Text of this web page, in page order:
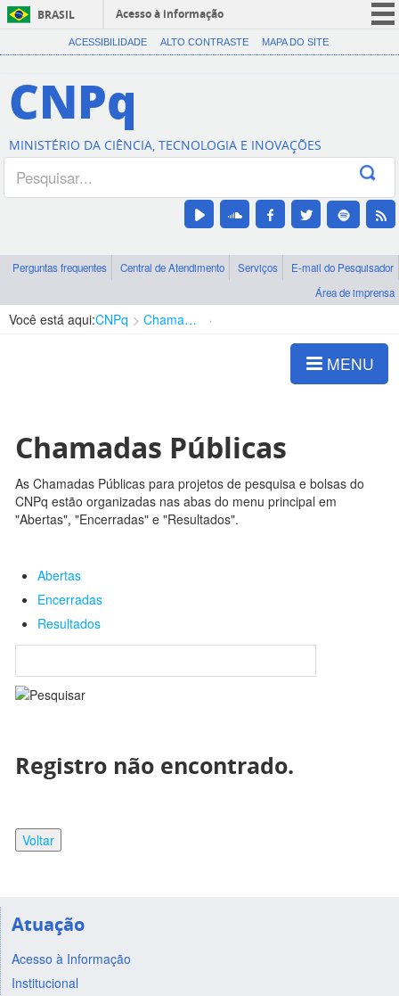
BRASIL
Acesso à informação
CORONAVÍRUS (COVID-19)
Canais
ACESSIBILIDADE ALTO CONTRASTE MAPA DO SITE
CNPq
MINISTÉRIO DA CIÊNCIA, TECNOLOGIA E INOVAÇÕES
Perguntas frequentes Central de Atendimento Serviços
E-mail do Pesquisador
Área de imprensa
Você está aqui:CNPq Chamadas
MENU
Chamadas Públicas
As Chamadas Públicas para projetos de pesquisa e bolsas do
CNPq estão organizadas nas abas do menu principal em
"Abertas", "Encerradas" e "Resultados".
Abertas
Encerradas
Resultados
Registro não encontrado.
Voltar
Atuação
Acesso à Informação
Institucional